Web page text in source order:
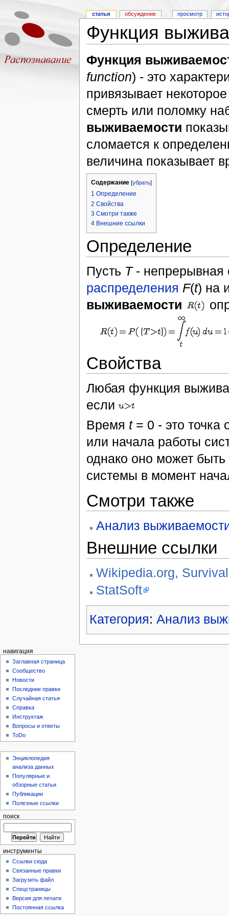
Функция
Функция
function) - это
привязывает
смерть или поломку
выживаемости
сломается к
величина показывает
Содержание [убрать]
1 Определение
2 Свойства
3 Смотри также
4 Внешние ссылки
Определение
Пусть T- непрерывная
распределения F(t) на
выживаемости
Свойства
Любая функция
если
Время t= 0 - это точка
или начала работы
однако оно может
системы в момент
Смотри также
Анализ
Внешние ссылки
Wikipedia.org,
StatSoft
Категория: Анализ
статья обсуждение просмотр
навигация
Заглавная страница
Сообщество
Новости
Последние правки
Случайная статья
Справка
Инструктаж
Вопросы и ответы
ToDo
Энциклопедия
анализа данных
Популярные и
обзорные статьи
Публикации
Полезные ссылки
поиск
инструменты
Ссылки сюда
Связанные правки
Загрузить файл
Спецстраницы
Версия для печати
Постоянная ссылка